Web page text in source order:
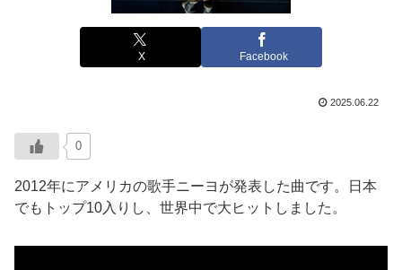
X Facebook
2025.06.22
0
2012年にアメリカの歌手ニーヨが発表した曲です。日本
でもトップ10入りし、世界中で大ヒットしました。